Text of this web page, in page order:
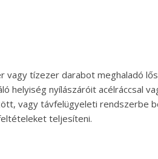
tízezer darabot meghaladó
nyílászáróit acélráccsal
vagy távfelügyeleti rendszerbe
teljesíteni.